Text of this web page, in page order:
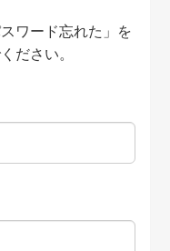
ワード忘れた」を
ださい。